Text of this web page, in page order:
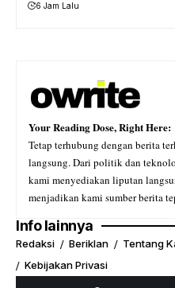
6 Jam Lalu
Your Reading Dose, Right Here:
Tetap terhubung dengan berita
langsung. Dari politik dan
kami menyediakan liputan
menjadikan kami sumber berita
Info lainnya
Redaksi Beriklan Tentang
Kebijakan Privasi